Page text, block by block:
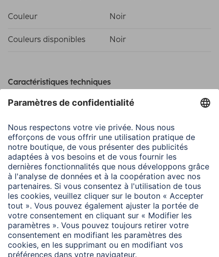
Couleur Noir
Couleurs disponibles Noir
Caractéristiques techniques
Diamètre du filetage 58 mm
Matière Thermoplastic Rubber
Modèle Standard
Domaines d'utilisations
Compatible Universel
Pour monture de diamètre 58 mm